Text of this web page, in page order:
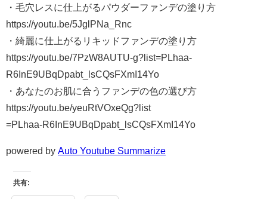
・毛穴レスに仕上がるパウダーファンデの塗り方
https://youtu.be/5JglPNa_Rnc
・綺麗に仕上がるリキッドファンデの塗り方
https://youtu.be/7PzW8AUTU-g?list=PLhaa-
R6InE9UBqDpabt_lsCQsFXmI14Yo
・あなたのお肌に合うファンデの色の選び方
https://youtu.be/yeuRtVOxeQg?list
=PLhaa-R6InE9UBqDpabt_lsCQsFXmI14Yo
powered by Auto Youtube Summarize
共有: